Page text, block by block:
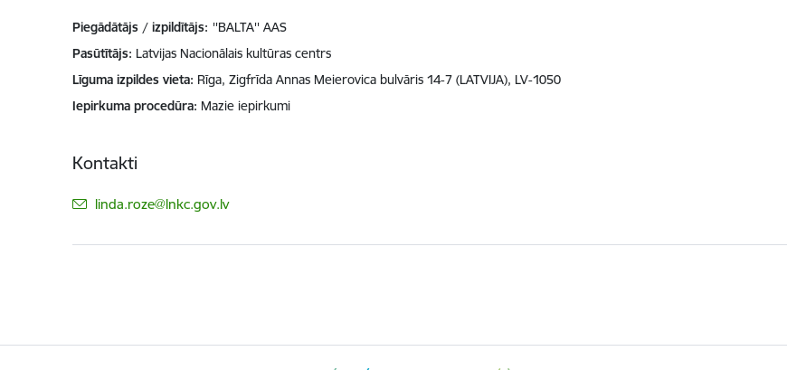
Piegādātājs / izpildītājs: ''BALTA'' AAS
Pasūtītājs Latvijas Nacionālais kultūras centrs
Līguma izpildes vieta Rīga, Zigfrīda Annas Meierovica bulvāris 14-7 (LATVIJA), LV-1050
Iepirkuma procedūra Mazie iepirkumi
Kontakti
E-pasts:
linda.roze@lnkc.gov.lv